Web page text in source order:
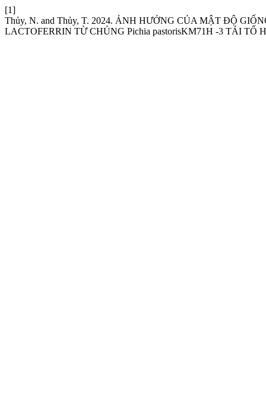
[1]
Thủy, N. and Thủy, T. 2024. ẢNH HƯỞNG CỦA MẬT ĐỘ
LACTOFERRIN TỪ CHỦNG Pichia pastorisKM71H -3 TÁI TỔ